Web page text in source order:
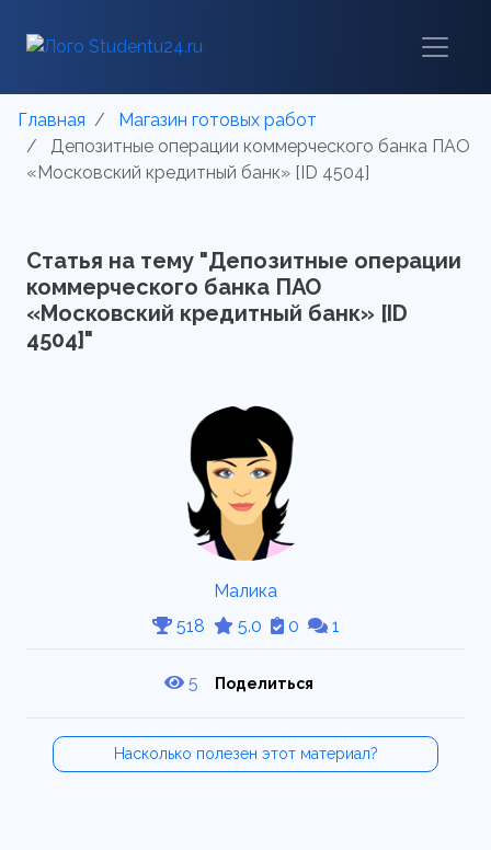
Главная
Магазин готовых работ
Депозитные операции коммерческого банка ПАО
«Московский кредитный банк» [ID 4504]
Статья на тему "Депозитные операции
коммерческого банка ПАО
«Московский кредитный банк» [ID
4504]"
Малика
518
5.0 0 1
5 Поделиться
Насколько полезен этот материал?